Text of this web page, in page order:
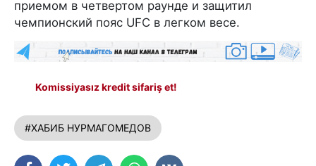
приемом в четвертом раунде и защитил
чемпионский пояс UFC в легком весе.
Komissiyasız kredit sifariş et!
#ХАБИБ НУРМАГОМЕДОВ